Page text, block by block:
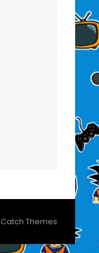
Catch Themes